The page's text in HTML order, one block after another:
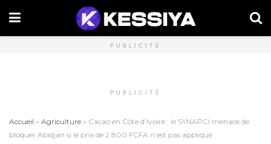
PUBLICITÉ
PUBLICITÉ
Accueil » Agriculture » Cacao en Côte d’Ivoire : le SYNAPCI menace de
bloquer Abidjan si le prix de 2 800 FCFA n’est pas appliqué